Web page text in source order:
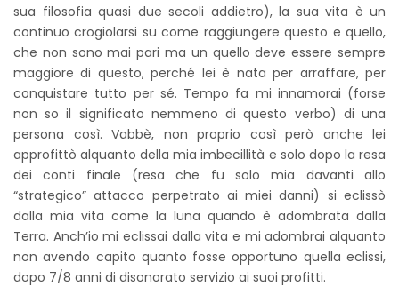
sua filosofia quasi due secoli addietro), la sua vita è un
continuo crogiolarsi su come raggiungere questo e quello,
che non sono mai pari ma un quello deve essere sempre
maggiore di questo, perché lei è nata per arraffare, per
conquistare tutto per sé. Tempo fa mi innamorai (forse
non so il significato nemmeno di questo verbo) di una
persona così. Vabbè, non proprio così però anche lei
approfittò alquanto della mia imbecillità e solo dopo la resa
dei conti finale (resa che fu solo mia davanti allo
“strategico” attacco perpetrato ai miei danni) si eclissò
dalla mia vita come la luna quando è adombrata dalla
Terra. Anch’io mi eclissai dalla vita e mi adombrai alquanto
non avendo capito quanto fosse opportuno quella eclissi,
dopo 7/8 anni di disonorato servizio ai suoi profitti.